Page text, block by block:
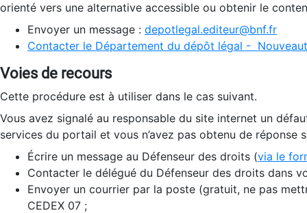
orienté vers une alternative accessible ou obtenir le
Envoyer un message : depotlegal.editeur@bnf.fr
Contacter le Département du dépôt légal -
Voies de recours
Cette procédure est à utiliser dans le cas suivant.
Vous avez signalé au responsable du site internet un
services du portail et vous n’avez pas obtenu de réponse
Écrire un message au Défenseur des droits (via le
Contacter le délégué du Défenseur des droits dans
Envoyer un courrier par la poste (gratuit, ne pas
CEDEX 07 ;